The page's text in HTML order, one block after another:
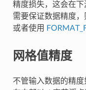
精度损失，这会在
需要保证数据精度，
或者使用
网格值精度
不管输入数据的精